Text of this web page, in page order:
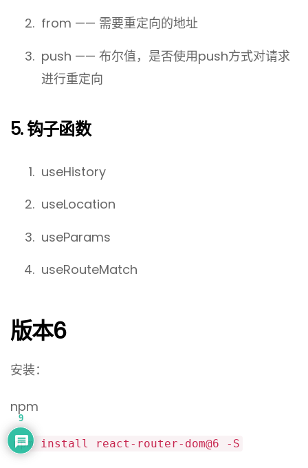
from —— 需要重定向的地址
push —— 布尔值，是否使用push方式对请求
进行重定向
5. 钩子函数
useHistory
useLocation
useParams
useRouteMatch
版本6
安装：
npm
npm install react-router-dom@6 -S
9